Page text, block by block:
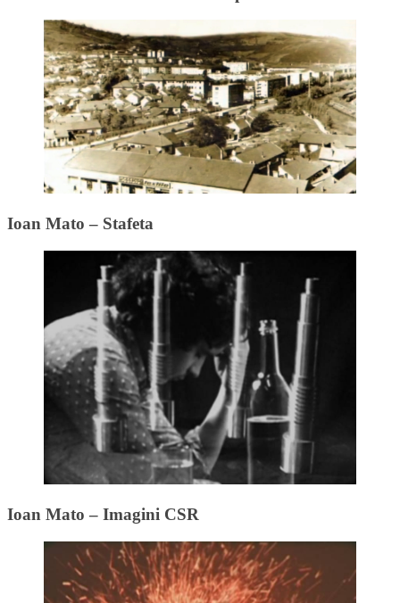
Ioan Mato – Stafeta
Ioan Mato – Imagini CSR